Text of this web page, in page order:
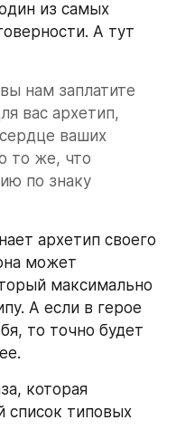
из самых
А тут
нам заплатите
вас архетип,
ваших
то же, что
по знаку
архетип своего
может
максимально
А если в герое
то точно будет
которая
список типовых